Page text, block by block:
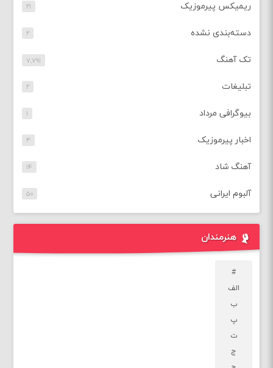
ریمیکس پیرموزیک ۲۱
دسته‌بندی نشده ۲
تک آهنگ ۷,۷۹۱
تبلیغات ۲
بیوگرافی مرداد ۱
اخبار پیرموزیک ۳
آهنگ شاد ۱۴
آلبوم ایرانی ۵۰
هنرمندان
#
الف
ب
پ
ت
ج